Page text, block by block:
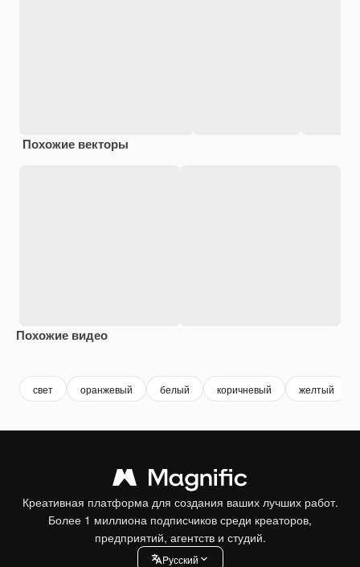
Похожие векторы
Похожие видео
свет оранжевый белый коричневый желтый
Креативная платформа для создания ваших лучших работ.
Более 1 миллиона подписчиков среди креаторов,
предприятий, агентств и студий.
Pусский